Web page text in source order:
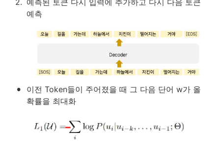
2. 예측된 토큰 다시 입력에 추가하고 다시 다음 토큰
예측
•
이전 Token들이 주어졌을 때 그 다음 단어 w가 올
확률을 최대화